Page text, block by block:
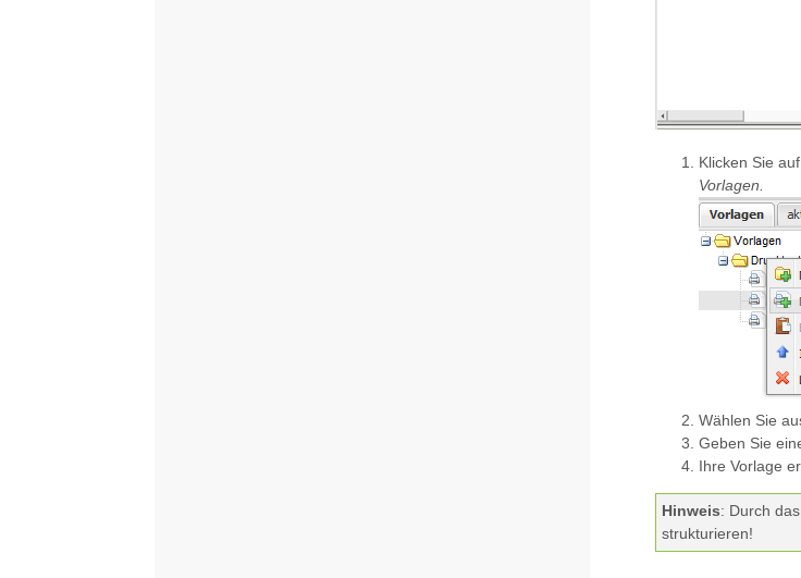
Klicken Sie
Vorlagen.
Wählen Sie
Geben Sie
Ihre Vorlage
Hinweis: Durch
strukturieren!